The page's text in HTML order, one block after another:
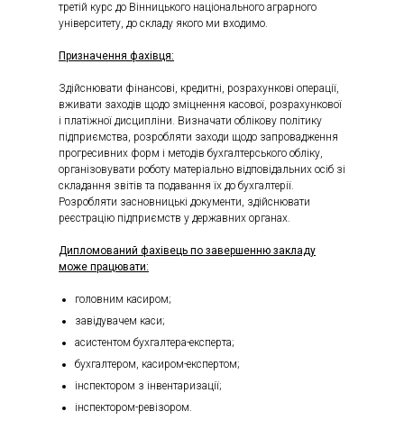
третій курс до Вінницького національного аграрного
університету, до складу якого ми входимо.
Призначення фахівця:
Здійснювати фінансові, кредитні, розрахункові операції,
вживати заходів щодо зміцнення касової, розрахункової
і платіжної дисципліни. Визначати облікову політику
підприємства, розробляти заходи щодо запровадження
прогресивних форм і методів бухгалтерського обліку,
організовувати роботу матеріально відповідальних осіб зі
складання звітів та подавання їх до бухгалтерії.
Розробляти засновницькі документи, здійснювати
реєстрацію підприємств у державних органах.
Дипломований фахівець по завершенню закладу
може працювати:
головним касиром;
завідувачем каси;
асистентом бухгалтера-експерта;
бухгалтером, касиром-експертом;
інспектором з інвентаризації;
інспектором-ревізором.